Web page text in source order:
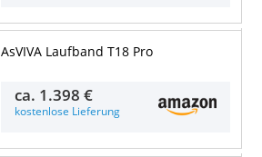
AsVIVA Laufband T18 Pro
ca. 1.398 €
kostenlose Lieferung